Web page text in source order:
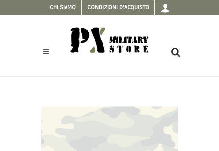
CHI SIAMO CONDIZIONI D'ACQUISTO